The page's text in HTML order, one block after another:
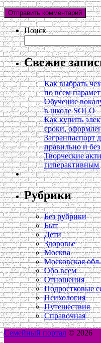
Поиск
Свежие
Как выбрать
по всем
Обучение
в школе SOLO
Как купить
сроки,
Загранпаспорт
правильно и
Творческие
гиперактивным
Рубрики
Без рубрики
Быт
Дети
Здоровье
Москва
Московская обл.
Обо всем
Отношения
Подростковые
Психология
Путешествия
Справочная
Семейный портал © 2026